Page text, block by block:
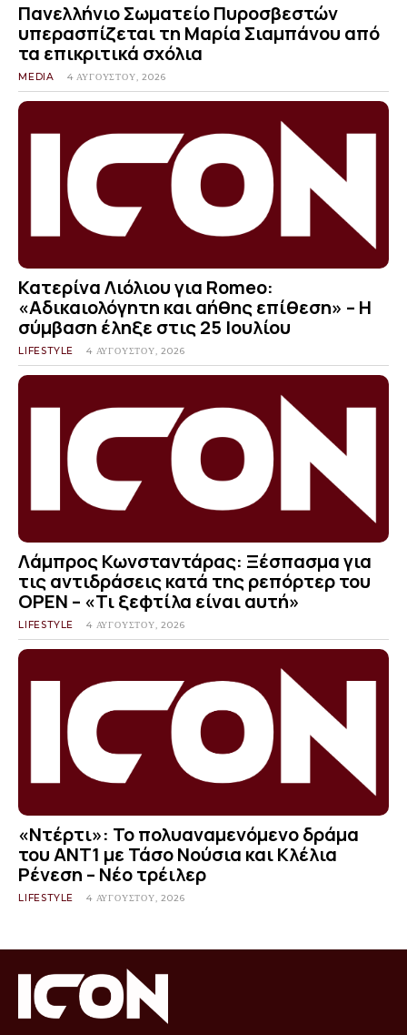
Πανελλήνιο Σωματείο Πυροσβεστών
υπερασπίζεται τη Μαρία Σιαμπάνου από
τα επικριτικά σχόλια
MEDIA 4 ΑΥΓΟΎΣΤΟΥ, 2026
Κατερίνα Λιόλιου για Romeo:
«Αδικαιολόγητη και αήθης επίθεση» – Η
σύμβαση έληξε στις 25 Ιουλίου
LIFESTYLE 4 ΑΥΓΟΎΣΤΟΥ, 2026
Λάμπρος Κωνσταντάρας: Ξέσπασμα για
τις αντιδράσεις κατά της ρεπόρτερ του
OPEN – «Τι ξεφτίλα είναι αυτή»
LIFESTYLE 4 ΑΥΓΟΎΣΤΟΥ, 2026
«Ντέρτι»: Το πολυαναμενόμενο δράμα
του ΑΝΤ1 με Τάσο Νούσια και Κλέλια
Ρένεση – Νέο τρέιλερ
LIFESTYLE 4 ΑΥΓΟΎΣΤΟΥ, 2026